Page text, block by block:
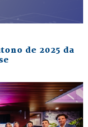
de 2025 da